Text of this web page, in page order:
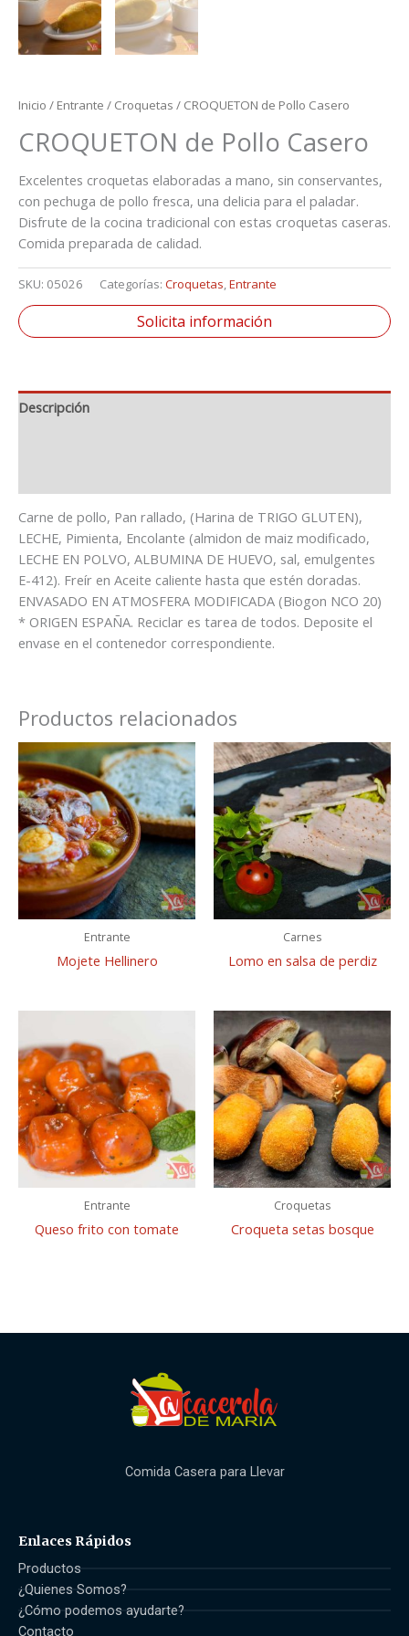
Inicio / Entrante / Croquetas / CROQUETON de Pollo Casero
CROQUETON de Pollo Casero
Excelentes croquetas elaboradas a mano, sin conservantes,
con pechuga de pollo fresca, una delicia para el paladar.
Disfrute de la cocina tradicional con estas croquetas caseras.
Comida preparada de calidad.
SKU: 05026 Categorías: Croquetas,Entrante
Solicita información
Descripción
Carne de pollo, Pan rallado, (Harina de TRIGO GLUTEN),
LECHE, Pimienta, Encolante (almidon de maiz modificado,
LECHE EN POLVO, ALBUMINA DE HUEVO, sal, emulgentes
E-412). Freír en Aceite caliente hasta que estén doradas.
ENVASADO EN ATMOSFERA MODIFICADA (Biogon NCO 20)
* ORIGEN ESPAÑA. Reciclar es tarea de todos. Deposite el
envase en el contenedor correspondiente.
Productos relacionados
Entrante
Mojete Hellinero
Carnes
Lomo en salsa de perdiz
Entrante
Queso frito con tomate
Croquetas
Croqueta setas bosque
Comida Casera para Llevar
Enlaces Rápidos
Productos
¿Quienes Somos?
¿Cómo podemos ayudarte?
Contacto